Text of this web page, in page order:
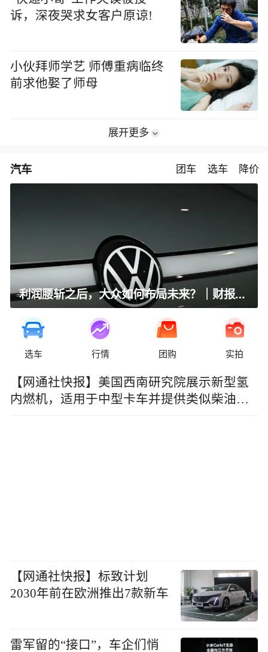
诉，深夜哭求女客户原谅!
小伙拜师学艺 师傅重病临终
前求他娶了师母
展开更多
汽车 团车 选车 降价
利润腰斩之后，大众如何布局未来？｜财报全视角
选车 行情 团购 实拍
【网通社快报】美国西南研究院展示新型氢
内燃机，适用于中型卡车并提供类似柴油机
【网通社快报】标致计划
2030年前在欧洲推出7款新车
雷军留的“接口”，车企们悄